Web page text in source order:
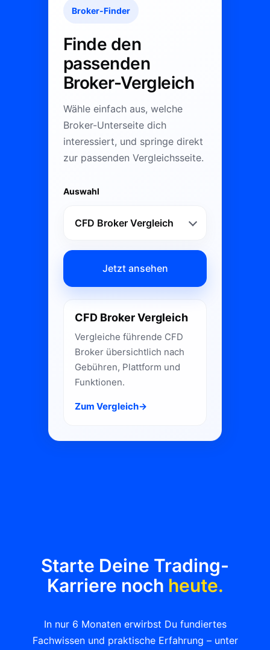
Broker-Finder
Finde den
passenden
Broker-Vergleich
Wähle einfach aus, welche
Broker-Unterseite dich
interessiert, und springe direkt
zur passenden Vergleichsseite.
Auswahl
Jetzt ansehen
CFD Broker Vergleich
Vergleiche führende CFD
Broker übersichtlich nach
Gebühren, Plattform und
Funktionen.
Zum Vergleich→
Starte Deine Trading-
Karriere noch heute.
In nur 6 Monaten erwirbst Du fundiertes
Fachwissen und praktische Erfahrung – unter